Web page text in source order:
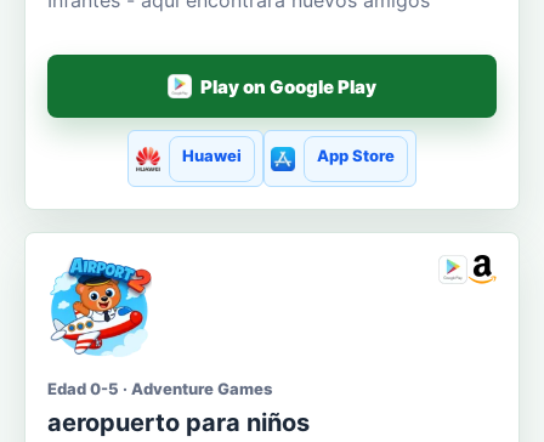
Play on Google Play
Huawei App Store
Edad 0-5 · Adventure Games
aeropuerto para niños